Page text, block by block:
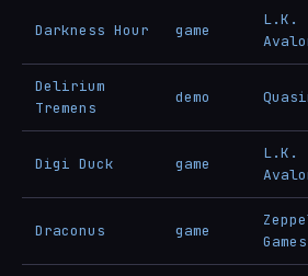
Darkness Hour game
L.K.
Delirium
Tremens
demo
Digi Duck game
L.K.
Draconus game
Games